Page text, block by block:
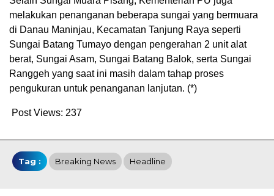
melakukan penanganan beberapa sungai yang bermuara
di Danau Maninjau, Kecamatan Tanjung Raya seperti
Sungai Batang Tumayo dengan pengerahan 2 unit alat
berat, Sungai Asam, Sungai Batang Balok, serta Sungai
Ranggeh yang saat ini masih dalam tahap proses
pengukuran untuk penanganan lanjutan. (*)
Post Views: 237
Tag : Breaking News Headline